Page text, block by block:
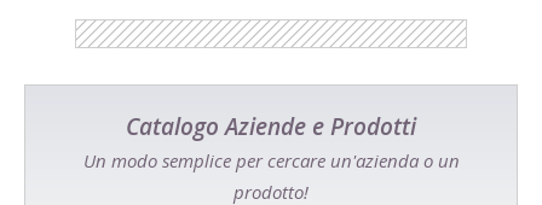
Catalogo Aziende e Prodotti
Un modo semplice per cercare un'azienda o un
prodotto!